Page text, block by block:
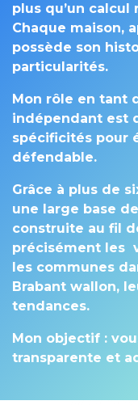
plus qu’un
Chaque maison,
possède son
particularités.
Mon rôle en tant
indépendant est
spécificités pour
défendable.
Grâce à plus de
une large base
construite au fil
précisément les
les communes
Brabant wallon,
tendances.
Mon objectif :
transparente et